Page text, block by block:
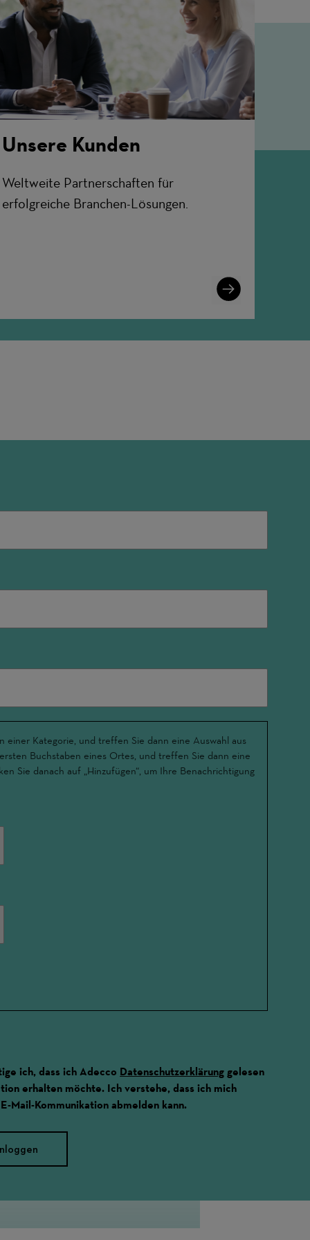
Unsere Kunden
Weltweite Partnerschaften für
erfolgreiche Branchen-Lösungen.
Learn
More
einer Kategorie, und treffen Sie dann eine Auswahl aus
Buchstaben eines Ortes, und treffen Sie dann eine
Sie danach auf „Hinzufügen“, um Ihre Benachrichtigung
ich, dass ich Adecco Datenschutzerklärung gelesen
erhalten möchte. Ich verstehe, dass ich mich
Mail-Kommunikation abmelden kann.